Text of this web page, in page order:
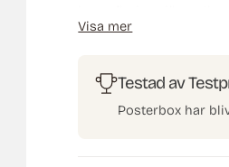
himlen speglas i
samspelet mellan
Visa mer
Testad av
Posterbox har